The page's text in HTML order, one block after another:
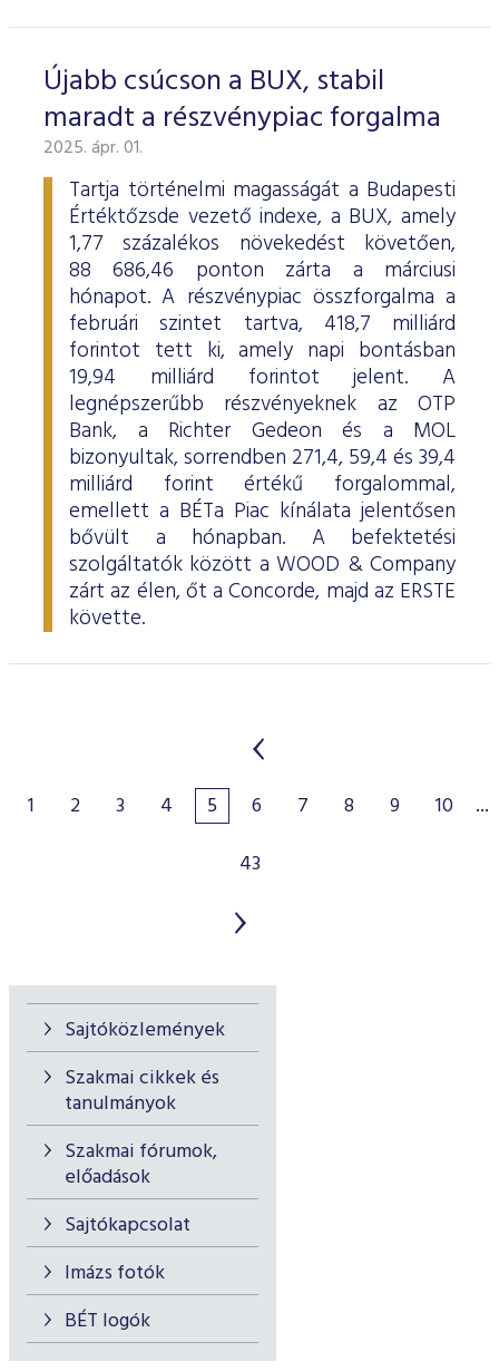
Sajtóközlemények
Szakmai cikkek és
tanulmányok
Szakmai fórumok,
előadások
Sajtókapcsolat
Imázs fotók
BÉT logók
Újabb csúcson a BUX, stabil
maradt a részvénypiac forgalma
2025. ápr. 01.
Tartja történelmi magasságát a Budapesti
Értéktőzsde vezető indexe, a BUX, amely
1,77 százalékos növekedést követően,
88 686,46 ponton zárta a márciusi
hónapot. A részvénypiac összforgalma a
februári szintet tartva, 418,7 milliárd
forintot tett ki, amely napi bontásban
19,94 milliárd forintot jelent. A
legnépszerűbb részvényeknek az OTP
Bank, a Richter Gedeon és a MOL
bizonyultak, sorrendben 271,4, 59,4 és 39,4
milliárd forint értékű forgalommal,
emellett a BÉTa Piac kínálata jelentősen
bővült a hónapban. A befektetési
szolgáltatók között a WOOD & Company
zárt az élen, őt a Concorde, majd az ERSTE
követte.
1 2 3 4 5 6 7 8 9 10
...
43